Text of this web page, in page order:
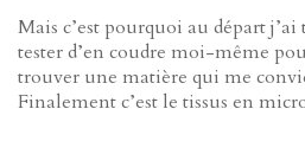
Mais c’est pourquoi au départ
tester d’en coudre moi-même
trouver une matière qui me
Finalement c’est le tissus en